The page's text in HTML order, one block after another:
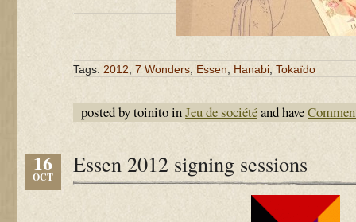
Tags: 2012 7 Wonders Essen Hanabi Tokaïdo
posted by toinito inJeu de sociétéand have
16
OCT Essen 2012 signing sessions